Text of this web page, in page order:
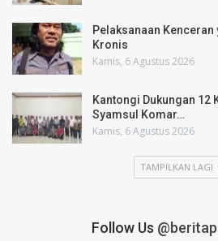
Pelaksanaan
Kronis
Kamis, 6 Agustus 2026
Kantongi Dukungan 12
Syamsul Komar…
Kamis, 6 Agustus 2026
TAMPILKAN LAGI
Follow Us